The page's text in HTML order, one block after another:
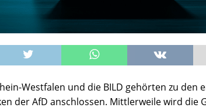
Westfalen und die BILD gehörten zu den
der AfD anschlossen. Mittlerweile wird die